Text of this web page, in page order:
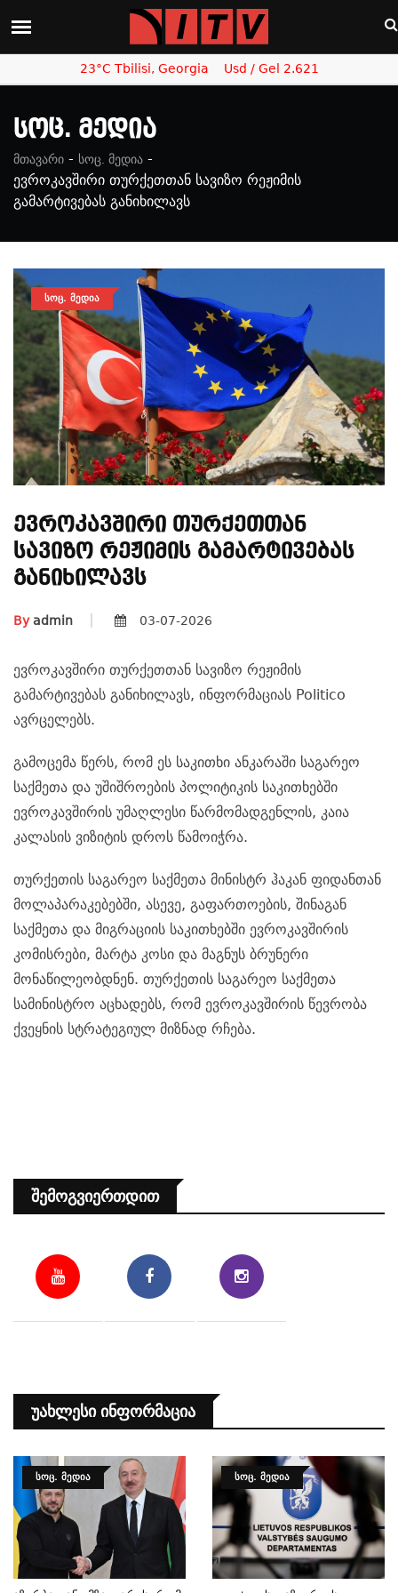
23°C Tbilisi, Georgia Usd / Gel 2.621
Სოც. Მედია
მთავარი - სოც. მედია -
ევროკავშირი თურქეთთან სავიზო რეჟიმის
გამარტივებას განიხილავს
ᲡᲝᲪ. ᲛᲔᲓᲘᲐ
Ევროკავშირი Თურქეთთან
Სავიზო Რეჟიმის Გამარტივებას
Განიხილავს
Byadmin 03-07-2026
ევროკავშირი თურქეთთან სავიზო რეჟიმის
გამარტივებას განიხილავს, ინფორმაციას Politico
ავრცელებს.
გამოცემა წერს, რომ ეს საკითხი ანკარაში საგარეო
საქმეთა და უშიშროების პოლიტიკის საკითხებში
ევროკავშირის უმაღლესი წარმომადგენლის, კაია
კალასის ვიზიტის დროს წამოიჭრა.
თურქეთის საგარეო საქმეთა მინისტრ ჰაკან ფიდანთან
მოლაპარაკებებში, ასევე, გაფართოების, შინაგან
საქმეთა და მიგრაციის საკითხებში ევროკავშირის
კომისრები, მარტა კოსი და მაგნუს ბრუნერი
მონაწილეობდნენ. თურქეთის საგარეო საქმეთა
სამინისტრო აცხადებს, რომ ევროკავშირის წევრობა
ქვეყნის სტრატეგიულ მიზნად რჩება.
Შემოგვიერთდით
Უახლესი Ინფორმაცია
ᲡᲝᲪ. ᲛᲔᲓᲘᲐ ᲡᲝᲪ. ᲛᲔᲓᲘᲐ